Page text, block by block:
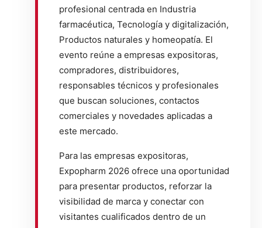
profesional centrada en Industria
farmacéutica, Tecnología y digitalización,
Productos naturales y homeopatía. El
evento reúne a empresas expositoras,
compradores, distribuidores,
responsables técnicos y profesionales
que buscan soluciones, contactos
comerciales y novedades aplicadas a
este mercado.
Para las empresas expositoras,
Expopharm 2026 ofrece una oportunidad
para presentar productos, reforzar la
visibilidad de marca y conectar con
visitantes cualificados dentro de un